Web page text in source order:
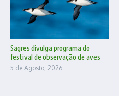
Sagres divulga programa do
festival de observação de aves
5 de Agosto, 2026